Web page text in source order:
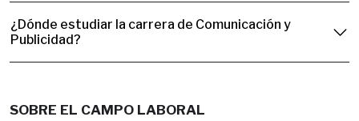
¿Dónde estudiar la carrera de Comunicación y
Publicidad?
SOBRE EL CAMPO LABORAL